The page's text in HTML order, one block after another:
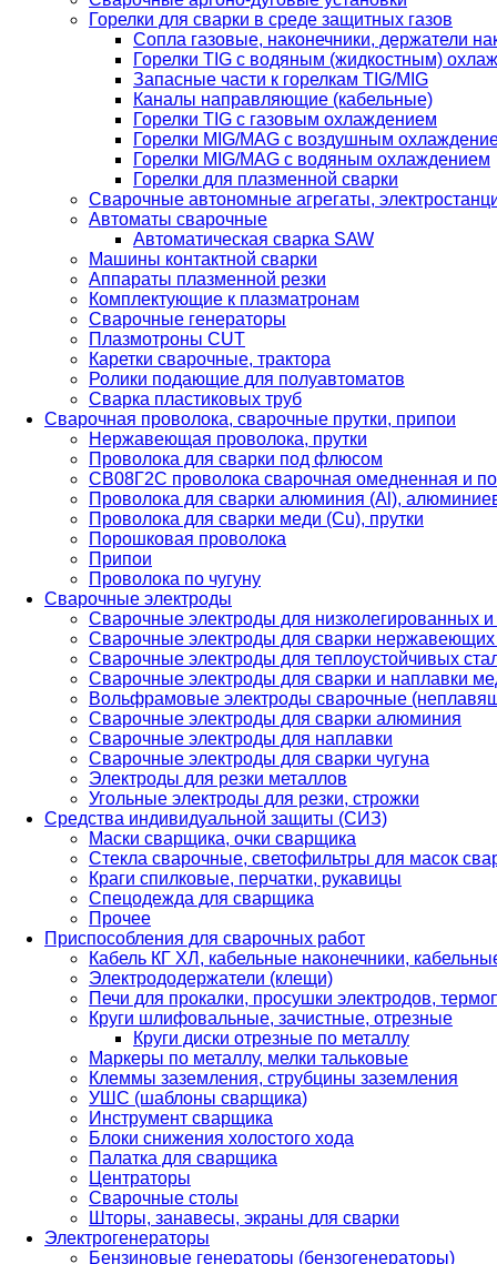
Горелки для сварки в среде защитных газов
Сопла газовые, наконечники, держатели
Горелки TIG с водяным (жидкостным)
Запасные части к горелкам TIG/MIG
Каналы направляющие (кабельные)
Горелки TIG с газовым охлаждением
Горелки MIG/MAG с воздушным
Горелки MIG/MAG с водяным охлаждением
Горелки для плазменной сварки
Сварочные автономные агрегаты,
Автоматы сварочные
Автоматическая сварка SAW
Машины контактной сварки
Аппараты плазменной резки
Комплектующие к плазматронам
Сварочные генераторы
Плазмотроны CUT
Каретки сварочные, трактора
Ролики подающие для полуавтоматов
Сварка пластиковых труб
Сварочная проволока, сварочные прутки, припои
Нержавеющая проволока, прутки
Проволока для сварки под флюсом
СВ08Г2С проволока сварочная омедненная и
Проволока для сварки алюминия (Al),
Проволока для сварки меди (Cu), прутки
Порошковая проволока
Припои
Проволока по чугуну
Сварочные электроды
Сварочные электроды для низколегированных и
Сварочные электроды для сварки
Сварочные электроды для теплоустойчивых
Сварочные электроды для сварки и наплавки
Вольфрамовые электроды сварочные
Сварочные электроды для сварки алюминия
Сварочные электроды для наплавки
Сварочные электроды для сварки чугуна
Электроды для резки металлов
Угольные электроды для резки, строжки
Средства индивидуальной защиты (СИЗ)
Маски сварщика, очки сварщика
Стекла сварочные, светофильтры для масок
Краги спилковые, перчатки, рукавицы
Спецодежда для сварщика
Прочее
Приспособления для сварочных работ
Кабель КГ ХЛ, кабельные наконечники,
Электрододержатели (клещи)
Печи для прокалки, просушки электродов,
Круги шлифовальные, зачистные, отрезные
Круги диски отрезные по металлу
Маркеры по металлу, мелки тальковые
Клеммы заземления, струбцины заземления
УШС (шаблоны сварщика)
Инструмент сварщика
Блоки снижения холостого хода
Палатка для сварщика
Центраторы
Сварочные столы
Шторы, занавесы, экраны для сварки
Электрогенераторы
Бензиновые генераторы (бензогенераторы)